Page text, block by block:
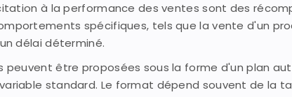
à la performance des ventes sont des
spécifiques, tels que la vente d'un
délai déterminé.
peuvent être proposées sous la forme d'un plan
standard. Le format dépend souvent de la